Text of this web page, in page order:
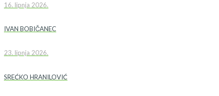
16. lipnja 2026.
IVAN BOBIČANEC
23. lipnja 2026.
SREĆKO HRANILOVIĆ